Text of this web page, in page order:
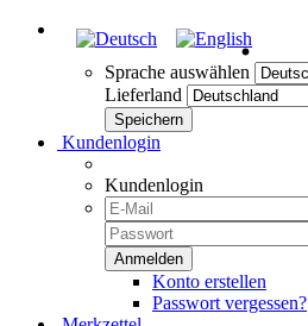
Sprache auswählen
Lieferland
Kundenlogin
Kundenlogin
Konto erstellen
Passwort vergessen?